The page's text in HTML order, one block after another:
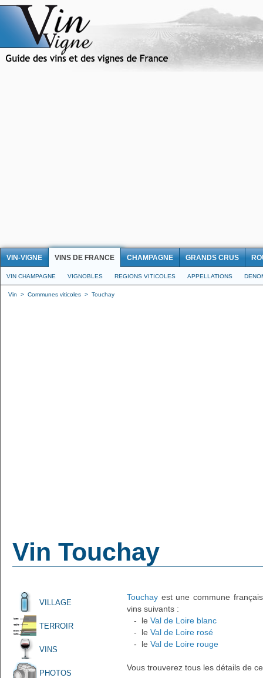
VIN-VIGNE VINS DE FRANCE CHAMPAGNE GRANDS CRUS
VIN CHAMPAGNE VIGNOBLES REGIONS VITICOLES APPELLATIONS
Vin > Communes viticoles > Touchay
Vin Touchay
VILLAGE
TERROIR
VINS
PHOTOS
Touchay est une commune
vins suivants :
- le Val de Loire blanc
- le Val de Loire rosé
- le Val de Loire rouge
Vous trouverez tous les détails de